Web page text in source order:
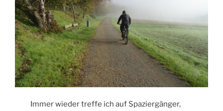
Immer wieder treffe ich auf Spaziergänger,